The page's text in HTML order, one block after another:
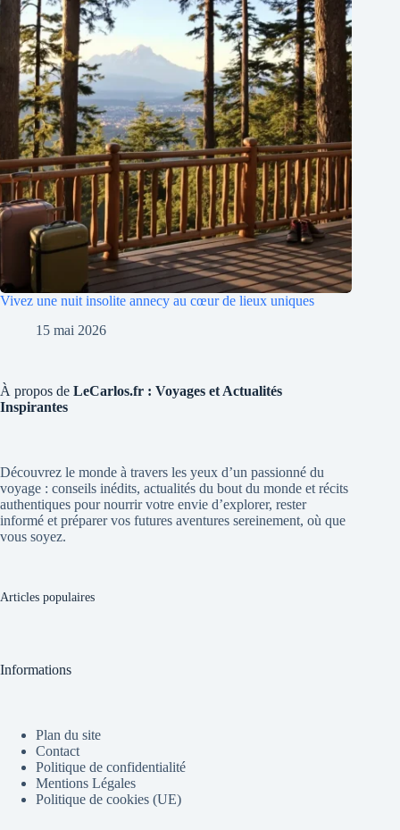
Vivez une nuit insolite annecy au cœur de lieux uniques
15 mai 2026
À propos de LeCarlos.fr : Voyages et Actualités
Inspirantes
Découvrez le monde à travers les yeux d’un passionné du
voyage : conseils inédits, actualités du bout du monde et récits
authentiques pour nourrir votre envie d’explorer, rester
informé et préparer vos futures aventures sereinement, où que
vous soyez.
Articles populaires
Informations
Plan du site
Contact
Politique de confidentialité
Mentions Légales
Politique de cookies (UE)